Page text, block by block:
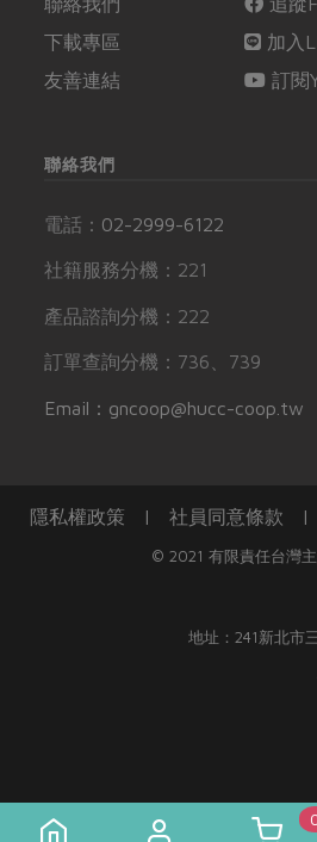
下載專區
友善連結
加入
訂閱
聯絡我們
電話： 02-2999-6122
社籍服務分機：221
產品諮詢分機：222
訂單查詢分機：736、739
Email：gncoop@hucc-coop.tw
隱私權政策 | 社員同意條款 |
© 2021 有限責任台灣
地址：241新北市